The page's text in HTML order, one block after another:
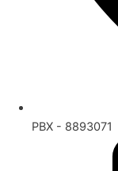
PBX - 8893071